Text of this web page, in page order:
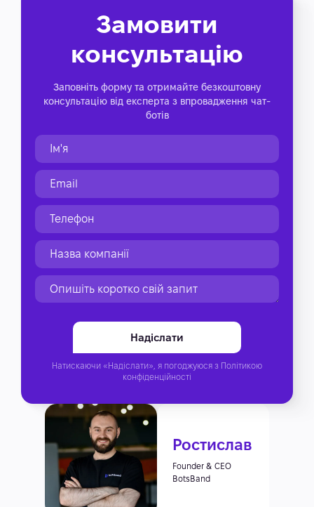
Ростислав
Founder & CEO
BotsBand
Замовити
консультацію
Заповніть форму та отримайте безкоштовну
консультацію від експерта з впровадження чат-
ботів
Натискаючи «Надіслати», я погоджуюся з Політикою
конфіденційності